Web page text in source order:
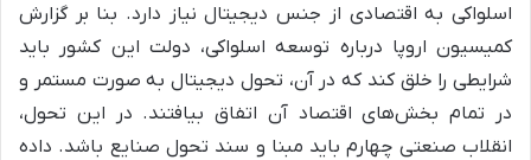
اسلواکی به اقتصادی از جنس دیجیتال نیاز دارد. بنا بر گزارش
کمیسیون اروپا درباره توسعه اسلواکی، دولت این کشور باید
شرایطی را خلق کند که در آن، تحول دیجیتال به صورت مستمر و
در تمام بخش‌های اقتصاد آن اتفاق بیافتند. در این تحول،
انقلاب صنعتی چهارم باید مبنا و سند تحول صنایع باشد. داده